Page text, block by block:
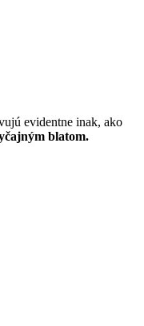
evidentne inak, ako
blatom.